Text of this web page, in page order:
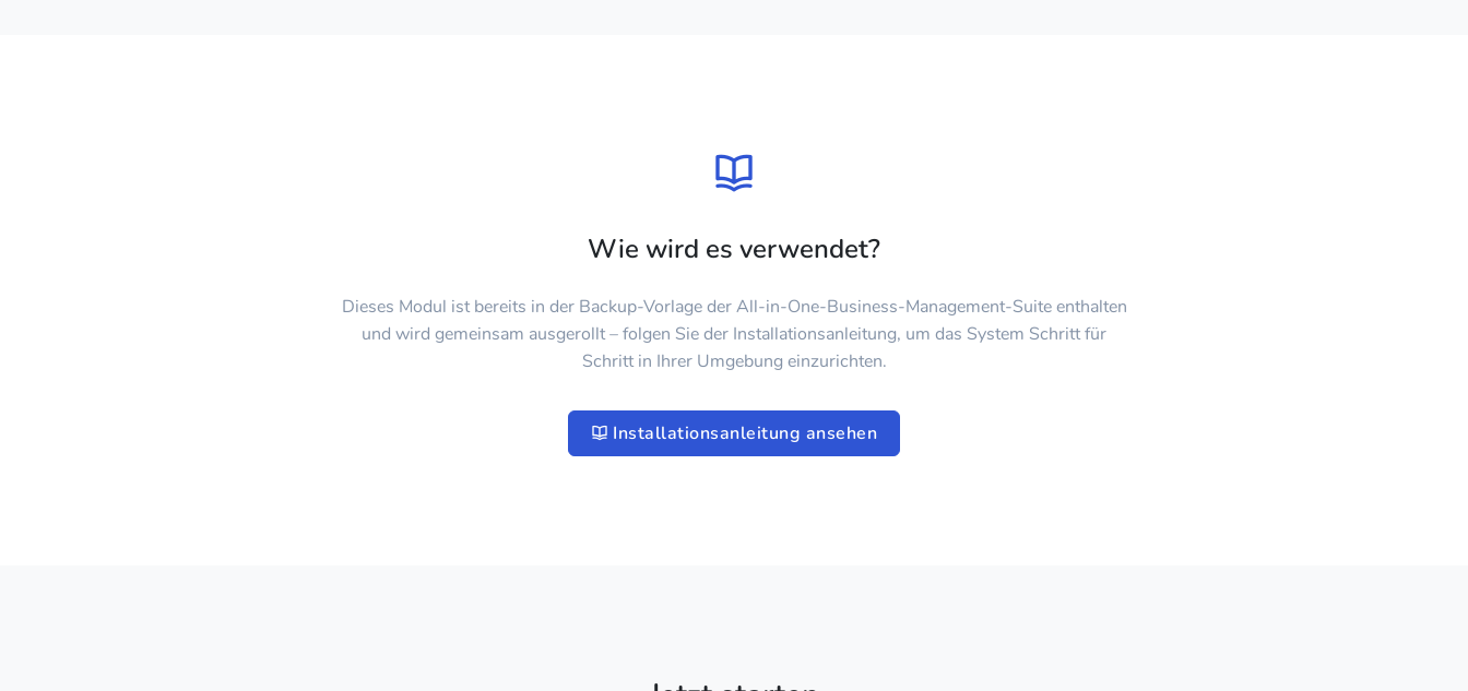
Wie wird es verwendet?
Dieses Modul ist bereits in der Backup-Vorlage der All-in-One-Business-Management-Suite enthalten
und wird gemeinsam ausgerollt – folgen Sie der Installationsanleitung, um das System Schritt für
Schritt in Ihrer Umgebung einzurichten.
Installationsanleitung ansehen